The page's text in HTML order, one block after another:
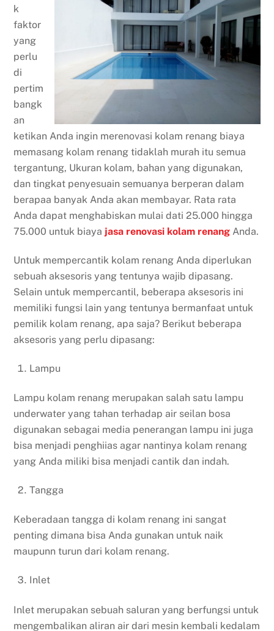
k
faktor
yang
perlu
di
pertim
bangk
an
ketikan Anda ingin merenovasi kolam renang biaya
memasang kolam renang tidaklah murah itu semua
tergantung, Ukuran kolam, bahan yang digunakan,
dan tingkat penyesuain semuanya berperan dalam
berapaa banyak Anda akan membayar. Rata rata
Anda dapat menghabiskan mulai dati 25.000 hingga
75.000 untuk biaya jasa renovasi kolam renang Anda.
Untuk mempercantik kolam renang Anda diperlukan
sebuah aksesoris yang tentunya wajib dipasang.
Selain untuk mempercantil, beberapa aksesoris ini
memiliki fungsi lain yang tentunya bermanfaat untuk
pemilik kolam renang, apa saja? Berikut beberapa
aksesoris yang perlu dipasang:
Lampu
Lampu kolam renang merupakan salah satu lampu
underwater yang tahan terhadap air seilan bosa
digunakan sebagai media penerangan lampu ini juga
bisa menjadi penghiias agar nantinya kolam renang
yang Anda miliki bisa menjadi cantik dan indah.
Tangga
Keberadaan tangga di kolam renang ini sangat
penting dimana bisa Anda gunakan untuk naik
maupunn turun dari kolam renang.
Inlet
Inlet merupakan sebuah saluran yang berfungsi untuk
mengembalikan aliran air dari mesin kembali kedalam